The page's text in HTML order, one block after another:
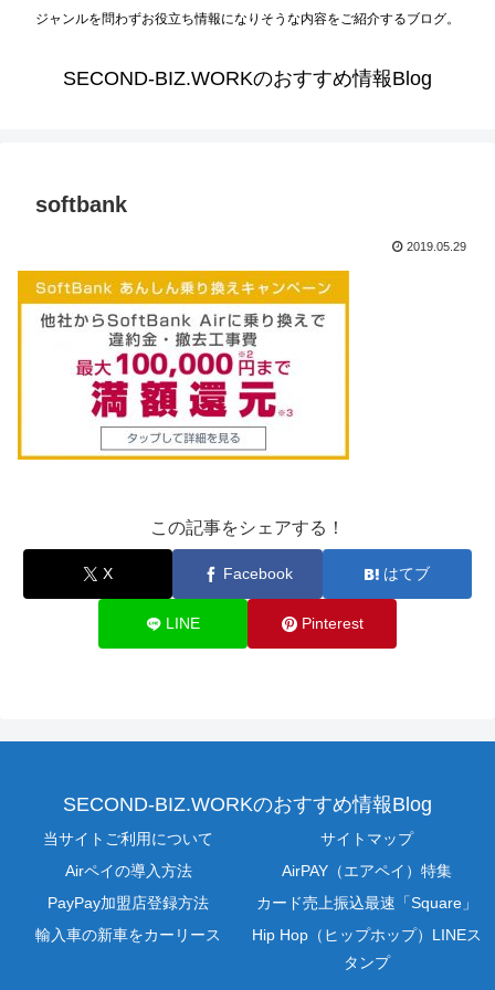
ジャンルを問わずお役立ち情報になりそうな内容をご紹介するブログ。
SECOND-BIZ.WORKのおすすめ情報Blog
softbank
2019.05.29
この記事をシェアする！
X Facebook はてブ
LINE Pinterest
SECOND-BIZ.WORKのおすすめ情報Blog
当サイトご利用について
サイトマップ
Airペイの導入方法
AirPAY（エアペイ）特集
PayPay加盟店登録方法
カード売上振込最速「Square」
輸入車の新車をカーリース
Hip Hop（ヒップホップ）LINEス
タンプ